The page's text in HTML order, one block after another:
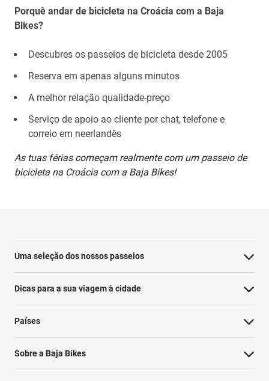
Porquê andar de bicicleta na Croácia com a Baja
Bikes?
Descubres os passeios de bicicleta desde 2005
Reserva em apenas alguns minutos
A melhor relação qualidade-preço
Serviço de apoio ao cliente por chat, telefone e
correio em neerlandês
As tuas férias começam realmente com um passeio de
bicicleta na Croácia com a Baja Bikes!
Uma seleção dos nossos passeios
Dicas para a sua viagem à cidade
Países
Sobre a Baja Bikes